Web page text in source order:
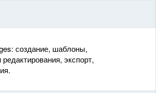
создание, шаблоны,
экспорт,